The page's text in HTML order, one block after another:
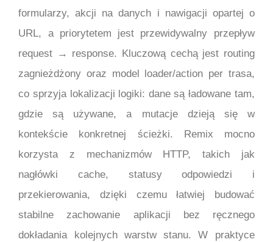
formularzy, akcji na danych i nawigacji opartej o
URL, a priorytetem jest przewidywalny przepływ
request → response. Kluczową cechą jest routing
zagnieżdżony oraz model loader/action per trasa,
co sprzyja lokalizacji logiki: dane są ładowane tam,
gdzie są używane, a mutacje dzieją się w
kontekście konkretnej ścieżki. Remix mocno
korzysta z mechanizmów HTTP, takich jak
nagłówki cache, statusy odpowiedzi i
przekierowania, dzięki czemu łatwiej budować
stabilne zachowanie aplikacji bez ręcznego
dokładania kolejnych warstw stanu. W praktyce